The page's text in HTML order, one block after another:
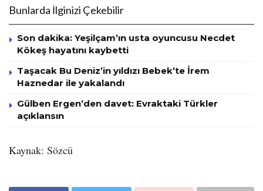
Bunlarda İlginizi Çekebilir
Son dakika: Yeşilçam’ın usta oyuncusu Necdet
Kökeş hayatını kaybetti
Taşacak Bu Deniz’in yıldızı Bebek’te İrem
Haznedar ile yakalandı
Gülben Ergen’den davet: Evraktaki Türkler
açıklansın
Kaynak: Sözcü